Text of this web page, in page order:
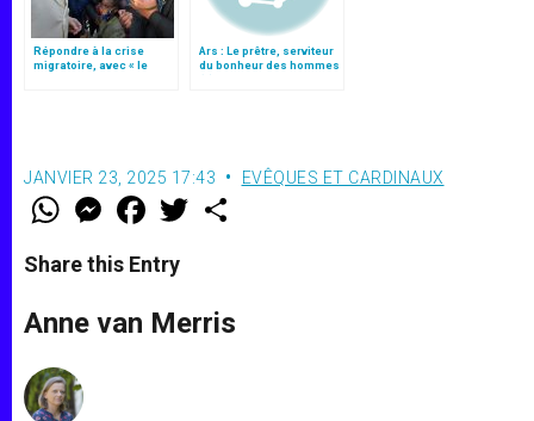
Répondre à la crise
migratoire, avec « le
Ars : Le prêtre, serviteur
du bonheur des hommes
JANVIER 23, 2025 17:43 EVÊQUES ET CARDINAUX
W
t
s
p
p
M
e
s
e
g
e
F
a
e
b
o
k
w
r
Share this Entry
Anne van Merris